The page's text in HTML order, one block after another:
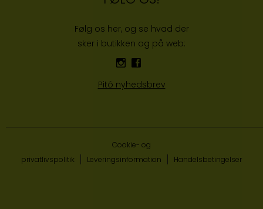
Følg os her, og se hvad der
sker i butikken og på web:
Pitó nyhedsbrev
Cookie- og
privatlivspolitik
Leveringsinformation Handelsbetingelser